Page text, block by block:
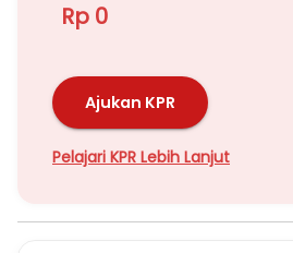
Rp 0
Ajukan KPR
Pelajari KPR Lebih Lanjut